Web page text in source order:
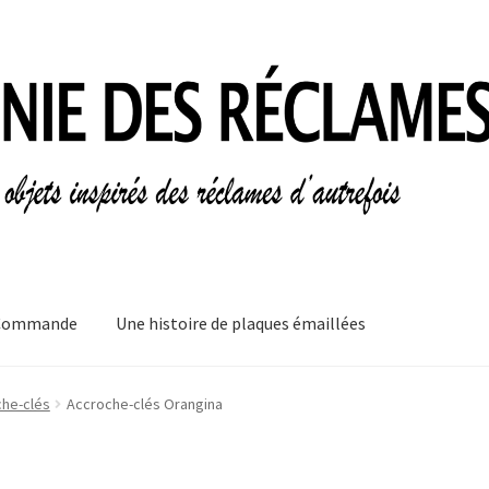
Une histoire de plaques émaillées
Informations légales Ma Commande
clés Accroche-clés Orangina